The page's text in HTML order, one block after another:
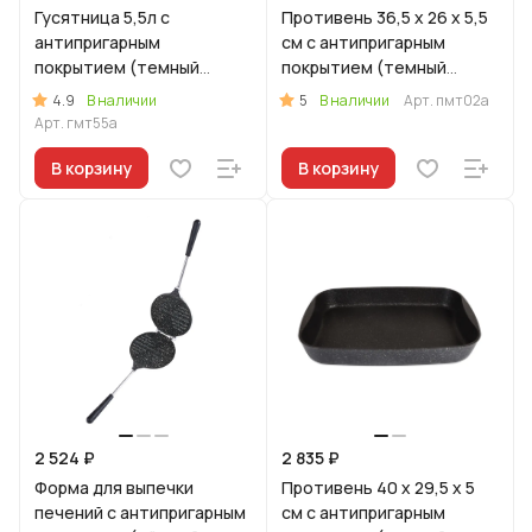
Гусятница 5,5л с
антипригарным
покрытием (темный
мрамор)
4.9
В наличии
Арт. гмт55а
В корзину
Противень 36,5 x 26 x 5,5
см с антипригарным
покрытием (темный
мрамор)
5 В наличии Арт. пмт02а
В корзину
2 524 ₽
Форма для выпечки
печений с антипригарным
2 835 ₽
Противень 40 x 29,5 x 5
см с антипригарным